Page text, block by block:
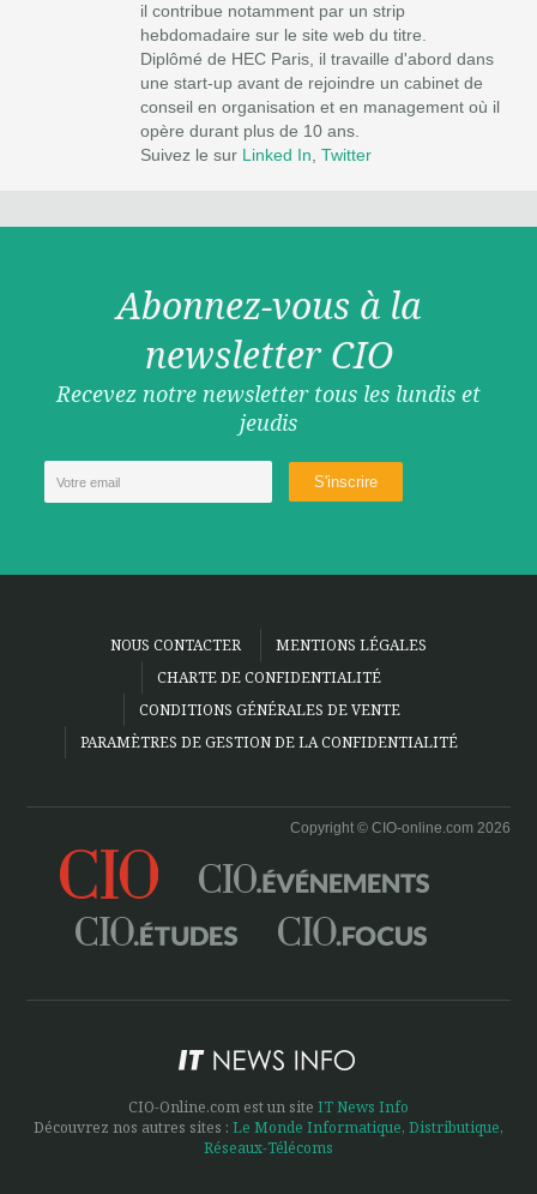
il contribue notamment par un strip
hebdomadaire sur le site web du titre.
Diplômé de HEC Paris, il travaille d'abord dans
une start-up avant de rejoindre un cabinet de
conseil en organisation et en management où il
opère durant plus de 10 ans.
Suivez le sur Linked In ,Twitter
Abonnez-vous à la
newsletter CIO
Recevez notre newsletter tous les lundis et
jeudis
NOUS CONTACTER
MENTIONS LÉGALES
CHARTE DE CONFIDENTIALITÉ
CONDITIONS GÉNÉRALES DE VENTE
PARAMÈTRES DE GESTION DE LA CONFIDENTIALITÉ
Copyright © CIO-online.com 2026
CIO-Online.com est un site IT News Info
Découvrez nos autres sites : Le Monde Informatique, Distributique,
Réseaux-Télécoms